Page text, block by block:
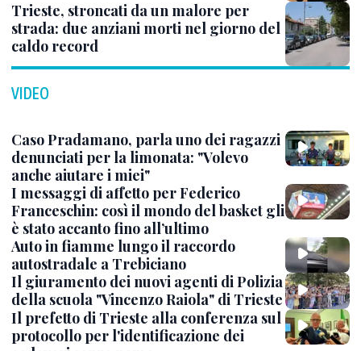
Trieste, stroncati da un malore per
strada: due anziani morti nel giorno del
caldo record
VIDEO
Caso Pradamano, parla uno dei ragazzi
denunciati per la limonata: "Volevo
anche aiutare i miei"
I messaggi di affetto per Federico
Franceschin: così il mondo del basket gli
è stato accanto fino all’ultimo
Auto in fiamme lungo il raccordo
autostradale a Trebiciano
Il giuramento dei nuovi agenti di Polizia
della scuola "Vincenzo Raiola" di Trieste
Il prefetto di Trieste alla conferenza sul
protocollo per l'identificazione dei